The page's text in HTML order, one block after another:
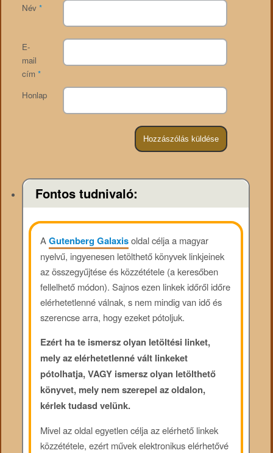
Név *
E-
mail
cím *
Honlap
Fontos tudnivaló:
AGutenberg Galaxisoldal célja a magyar
nyelvű, ingyenesen letölthető könyvek linkjeinek
az összegyűjtése és közzététele (a keresőben
fellelhető módon). Sajnos ezen linkek időről időre
elérhetetlenné válnak, s nem mindig van idő és
szerencse arra, hogy ezeket pótoljuk.
Ezért ha te ismersz olyan letöltési linket,
mely az elérhetetlenné vált linkeket
pótolhatja, VAGY ismersz olyan letölthető
könyvet, mely nem szerepel az oldalon,
kérlek tudasd velünk.
Mivel az oldal egyetlen célja az elérhető linkek
közzététele, ezért művek elektronikus elérhetővé